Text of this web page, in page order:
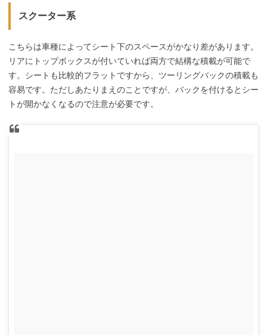
スクーター系
こちらは車種によってシート下のスペースがかなり差があります。
リアにトップボックスが付いていれば両方で結構な積載が可能で
す。シートも比較的フラットですから、ツーリングバックの積載も
容易です。ただしあたりまえのことですが、バックを付けるとシー
トが開かなくなるので注意が必要です。